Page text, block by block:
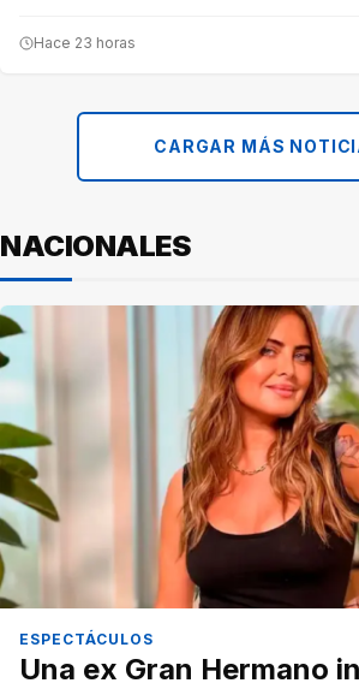
Hace 23 horas
CARGAR MÁS
NACIONALES
ESPECTÁCULOS
Una ex Gran Hermano